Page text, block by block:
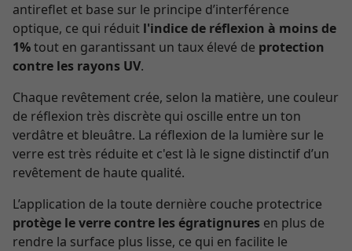
antireflet et base sur le principe d’interférence
optique, ce qui réduit l'indice de réflexion à moins de
1%tout en garantissant un taux élevé de protection
contre les rayons UV.
Chaque revêtement crée, selon la matière, une couleur
de réflexion très discrète qui oscille entre un ton
verdâtre et bleuâtre. La réflexion de la lumière sur le
verre est très réduite et c'est là le signe distinctif d’un
revêtement de haute qualité.
L’application de la toute dernière couche protectrice
protège le verre contre les égratignures en plus de
rendre la surface plus lisse, ce qui en facilite le